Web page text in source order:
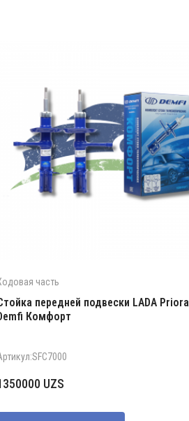
часть
передней подвески LADA Priora
Комфорт
UZS